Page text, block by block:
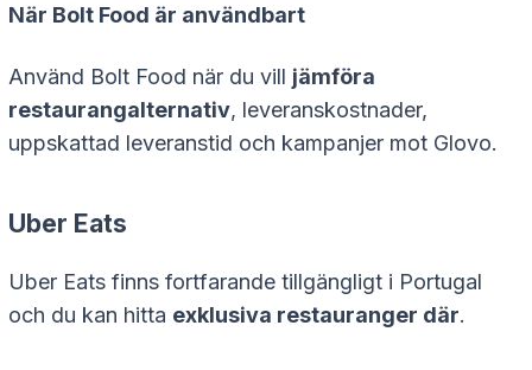
När Bolt Food är användbart
Använd Bolt Food när du vill jämföra
restaurangalternativ, leveranskostnader,
uppskattad leveranstid och kampanjer mot Glovo.
Uber Eats
Uber Eats finns fortfarande tillgängligt i Portugal
och du kan hitta exklusiva restauranger där.